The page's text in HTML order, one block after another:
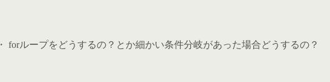
forループをどうするの？とか細かい条件分岐があった場合どうするの？